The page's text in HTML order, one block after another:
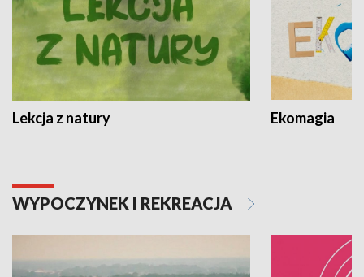
Lekcja z natury Ekomagia
WYPOCZYNEK I REKREACJA